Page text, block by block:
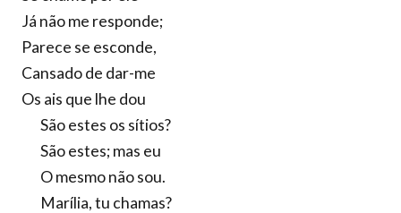
Já não me responde;
Parece se esconde,
Cansado de dar-me
Os ais que lhe dou
São estes os sítios?
São estes; mas eu
O mesmo não sou.
Marília, tu chamas?